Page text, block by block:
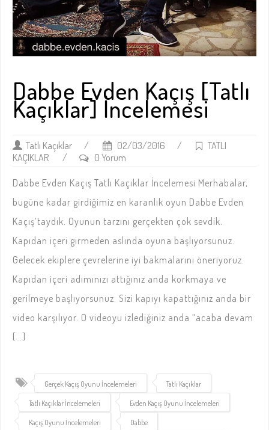
Dabbe Evden Kaçış [Tatlı
Kaçıklar] İncelemesi
Tatlı Kaçıklar / 02/03/2016 /
TATLI
KAÇIKLAR
/ 0 Yorum
Dabbe Evden Kaçış Tatlı Kaçıklar İncelemesi Merhabalar,
bugüne kadar girdiğimiz en karanlık oyun Dabbe Evden
Kaçış‘taydık. Oyunun tarzını gerçekten çok sevdik.
Kapıdan içeri girmeden aslında oyuna başlıyorsunuz.
Gelecek ekiplere çevrelerine iyi bakmalarını öneriyoruz.
Kapıdan içeri adımınızı attığınız anda korkmaya ve
gerilmeye başlıyorsunuz. Sizi kapıyı kapattığınız anda bir
video karşılıyor. O videoyu izlediğiniz anda “acaba devam
[…]
Gerçek Kaçış Oyunu İncelemeleri Tatlı Kaçıklar
Tatlı Kaçıklar İncelemeleri Evden Kaçış Oyunu İncelemeleri
Kaçış Oyunu İncelemeleri Dabbe